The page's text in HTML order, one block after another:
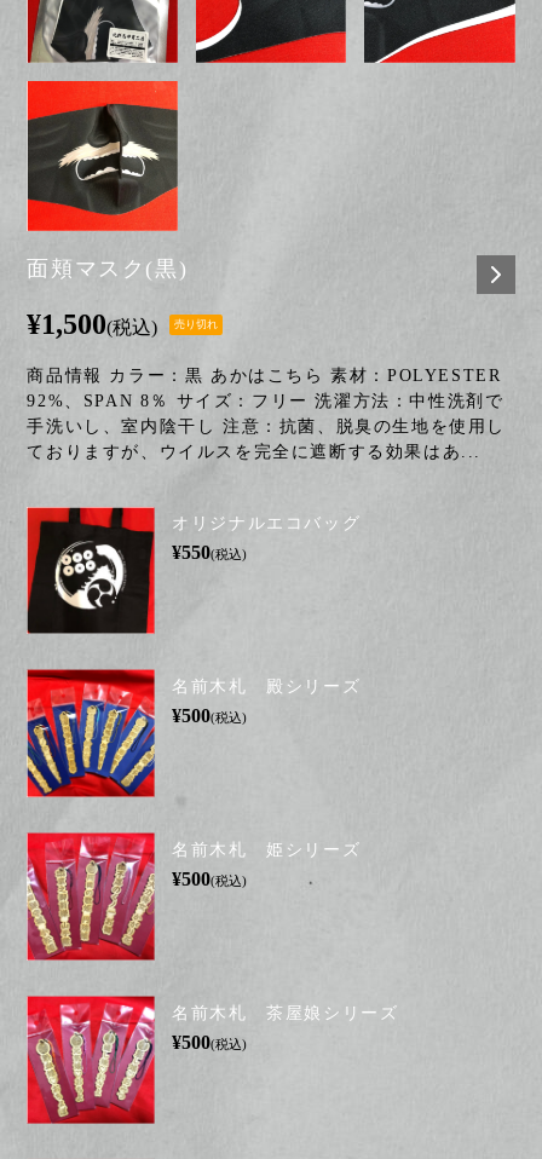
面頬マスク(黒)
¥1,500(税込) 売り切れ
商品情報 カラー：黒 あかはこちら 素材：POLYESTER
92%、SPAN 8％ サイズ：フリー 洗濯方法：中性洗剤で
手洗いし、室内陰干し 注意：抗菌、脱臭の生地を使用し
ておりますが、ウイルスを完全に遮断する効果はあ...
オリジナルエコバッグ
¥550(税込)
名前木札 殿シリーズ
¥500(税込)
名前木札 姫シリーズ
¥500(税込)
名前木札 茶屋娘シリーズ
¥500(税込)